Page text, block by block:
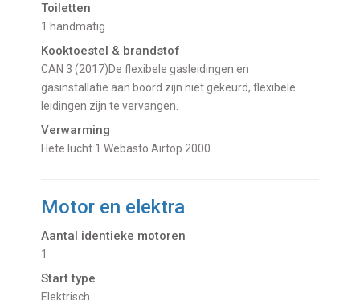
Toiletten
1 handmatig
Kooktoestel & brandstof
CAN 3 (2017)De flexibele gasleidingen en
gasinstallatie aan boord zijn niet gekeurd, flexibele
leidingen zijn te vervangen.
Verwarming
Hete lucht 1 Webasto Airtop 2000
Motor en elektra
Aantal identieke motoren
1
Start type
Elektrisch